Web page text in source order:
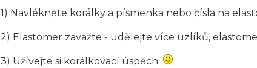
1) Navlékněte korálky a písmenka nebo čísla na
2) Elastomer zavažte - udělejte více uzlíků,
3) Užívejte si korálkovací úspěch.